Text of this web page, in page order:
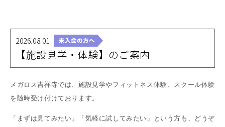
2026.08.01
【施設見学・体験】のご案内
メガロス吉祥寺では、施設見学やフィットネス体験、スクール体験
を随時受け付けております。
「まずは見てみたい」「気軽に試してみたい」という方も、どうぞ